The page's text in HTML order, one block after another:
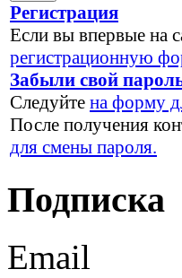
Регистрация
Если вы впервые на
регистрационную
Забыли свой
Следуйте на форму
После получения
для смены пароля.
Подписка
Email